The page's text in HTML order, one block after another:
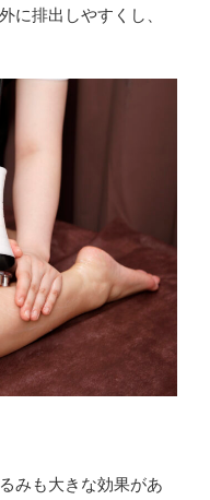
に排出しやすくし、
みも大きな効果があ